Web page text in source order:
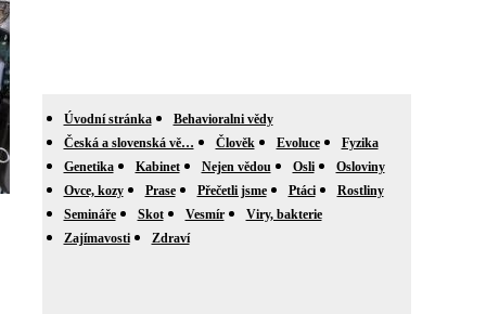
Úvodní stránka
Behavioralni vědy
Česká a slovenská vě…
Člověk Evoluce
Fyzika
Genetika
Kabinet Nejen vědou Osli
Osloviny
Ovce, kozy
Prase Přečetli jsme Ptáci
Rostliny
Semináře
Skot Vesmír
Viry, bakterie
Zajímavosti
Zdraví